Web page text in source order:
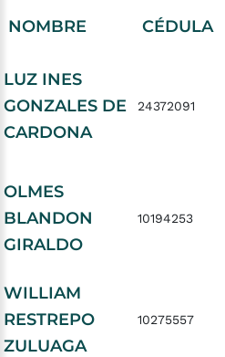
NOMBRE CÉDULA
LUZ INES
GONZALES DE
CARDONA
24372091
OLMES
BLANDON
GIRALDO
10194253
WILLIAM
RESTREPO
ZULUAGA
10275557